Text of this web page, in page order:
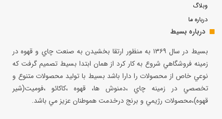
وبلاگ
درباره ما
درباره بسیط
بسيط در سال ۱۳۶۹ به منظور ارتقا بخشيدن به صنعت چاي و قهوه در
زمينه فروشگاهي شروع به كار كرد از همان ابتدا بسيط تصميم گرفت كه
نوعي خاص از محصولات را دارا باشد بسيط با توليد محصولات متنوع و
تخصصي در زمينه چاي ،دمنوش ها، قهوه ،كاكائو ،فوميت(شير
قهوه)،محصولات رژيمي و برنج درخدمت هموطنان عزيز مي باشد.